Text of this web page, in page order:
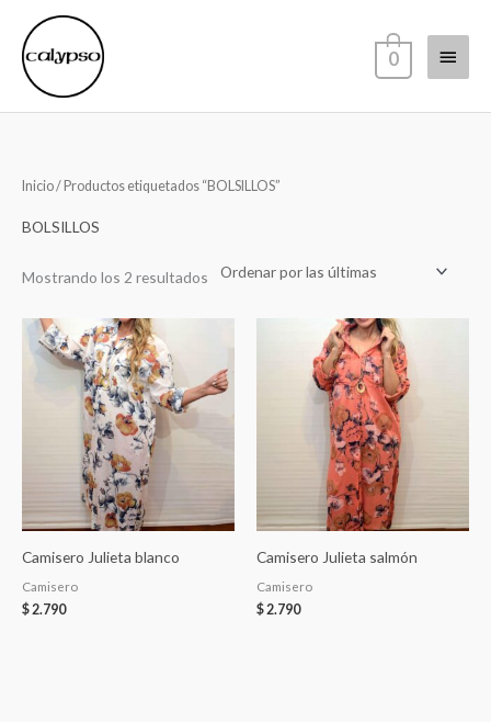
contenido
Menú
0
Inicio/ Productos etiquetados “BOLSILLOS”
BOLSILLOS
Mostrando los 2 resultados
Sorted
by
Camisero Julieta blanco
Camisero
$ 2.790
Camisero Julieta salmón
Camisero
$ 2.790